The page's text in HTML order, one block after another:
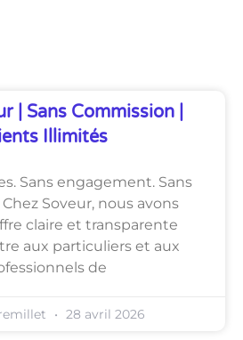
| Sans Commission |
Illimités
Sans engagement. Sans
Soveur, nous avons
claire et transparente
aux particuliers et aux
de
28 avril 2026